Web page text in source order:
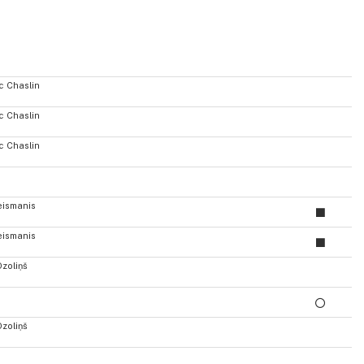
Chaslin
Chaslin
Chaslin